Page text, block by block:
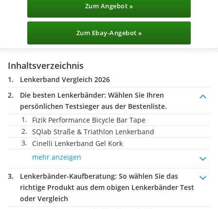
Zum Angebot »
Zum Ebay-Angebot »
Inhaltsverzeichnis
Lenkerband Vergleich 2026
Die besten Lenkerbänder: Wählen Sie Ihren
persönlichen Testsieger aus der Bestenliste.
Fizik Performance Bicycle Bar Tape
SQlab Straße & Triathlon Lenkerband
Cinelli Lenkerband Gel Kork
mehr anzeigen
Lenkerbänder-Kaufberatung: So wählen Sie das
richtige Produkt aus dem obigen Lenkerbänder Test
oder Vergleich